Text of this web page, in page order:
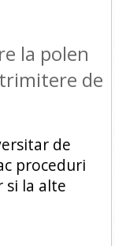
la polen
de
de
proceduri
si la alte